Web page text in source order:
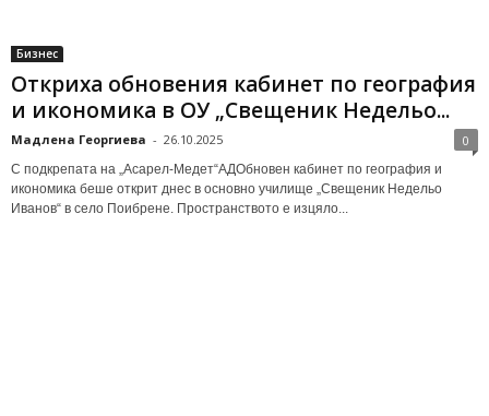
Бизнес
Откриха обновения кабинет по география
и икономика в ОУ „Свещеник Недельо...
Мадлена Георгиева - 26.10.2025 0
С подкрепата на „Асарел-Медет“АДОбновен кабинет по география и
икономика беше открит днес в основно училище „Свещеник Недельо
Иванов“ в село Поибрене. Пространството е изцяло...